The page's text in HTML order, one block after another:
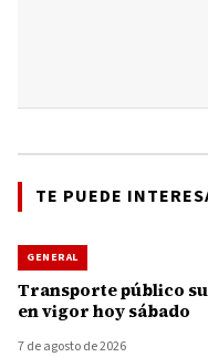
TE PUEDE
GENERAL
Transporte público
en vigor hoy sábado
7 de agosto de 2026